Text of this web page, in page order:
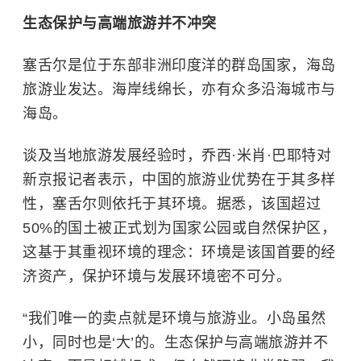
生态保护与高端旅游并不冲突
塞舌尔是位于东部非洲 印度洋的群岛国家，海岛
旅游业发达。海岸线绵长，亦有众多沿海城市与
海岛。
谈及当地旅游发展经验时，乔西·米肖·巴耶特对
新京报记者表示，中国的旅游业优势在于其多样
性，塞舌尔则依托于其环境。据悉，该国超过
50%的国土被正式划为 国家公园 或自然保护区，
这基于其重视环境的理念：环境是该国首要的经
济资产，保护环境与发展环境密不可分。
“我们唯一的卖点就是环境与旅游业。小岛虽然
小，同时也是‘大’的。生态保护与高端旅游并不